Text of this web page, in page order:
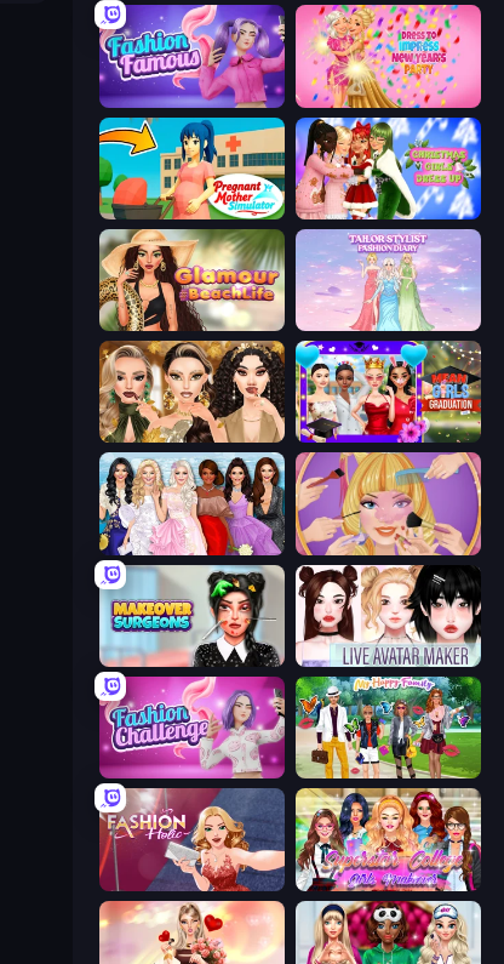
Fashion Famous Dress To Impress: New Year's Party
Pregnant Mother Simulator Christmas Girls Dress Up
Glamour Beach Life Tailor Stylist: Fashion Diary
Autumn Glam Gala Mean Girls Graduation Day
Model Dress Up Girl Extreme Makeover
Makeover Surgeons Live Avatar Maker: Girls
Fashion Challenge: Catwalk Run Superstar Family Dress Up
Fashion Holic Superstar College Girls Makeover